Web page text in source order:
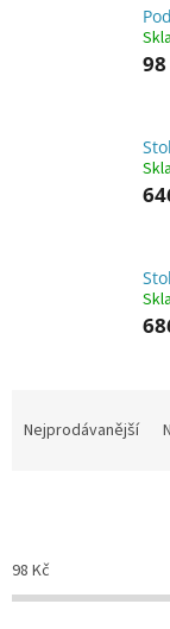
p
r
o
Nejprodávanější
98 Kč